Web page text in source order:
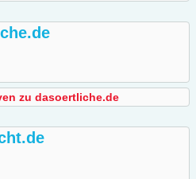
zu dasoertliche.de